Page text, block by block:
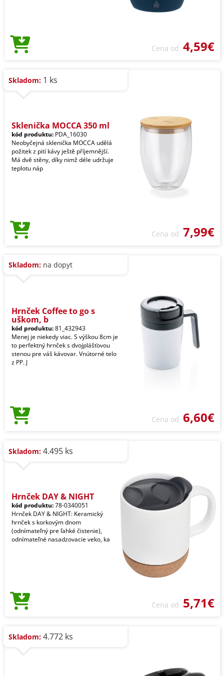
Cena od 4,59€
Skladom: 1 ks
Sklenička MOCCA 350 ml
kód produktu: PDA_16030
Neobyčejná sklenička MOCCA udělá
požitek z pití kávy ještě příjemnější.
Má dvě stěny, díky nimž déle udržuje
teplotu náp
Cena od 7,99€
Skladom: na dopyt
Hrnček Coffee to go s
uškom, b
kód produktu:81_432943
Menej je niekedy viac. S výškou 8cm je
to perfektný hrnček s dvojplášťovou
stenou pre váš kávovar. Vnútorné telo
z PP. J
Cena od 6,60€
Skladom: 4.495 ks
Hrnček DAY & NIGHT
kód produktu:78-0340051
Hrnček DAY & NIGHT: Keramický
hrnček s korkovým dnom
(odnímateľný pre ľahké čistenie),
odnímateľné nasadzovacie veko, ka
Cena od 5,71€
Skladom: 4.772 ks